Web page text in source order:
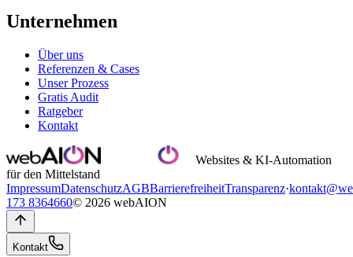
Unternehmen
Über uns
Referenzen & Cases
Unser Prozess
Gratis Audit
Ratgeber
Kontakt
Websites & KI-Automation
für den Mittelstand
ImpressumDatenschutzAGBBarrierefreiheitTransparenz·
173 8364660© 2026 webAION
Kontakt